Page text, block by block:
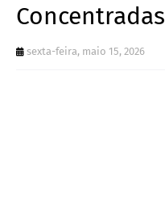
Concentradas
sexta-feira, maio 15, 2026